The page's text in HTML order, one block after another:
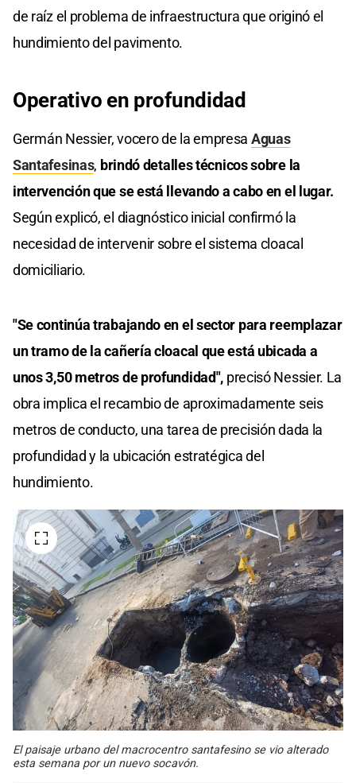
de raíz el problema de infraestructura que originó el
hundimiento del pavimento.
Operativo en profundidad
Germán Nessier, vocero de la empresa Aguas
Santafesinas, brindó detalles técnicos sobre la
intervención que se está llevando a cabo en el lugar.
Según explicó, el diagnóstico inicial confirmó la
necesidad de intervenir sobre el sistema cloacal
domiciliario.
"Se continúa trabajando en el sector para reemplazar
un tramo de la cañería cloacal que está ubicada a
unos 3,50 metros de profundidad", precisó Nessier. La
obra implica el recambio de aproximadamente seis
metros de conducto, una tarea de precisión dada la
profundidad y la ubicación estratégica del
hundimiento.
El paisaje urbano del macrocentro santafesino se vio alterado
esta semana por un nuevo socavón.